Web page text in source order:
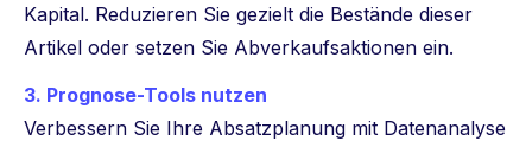
Kapital. Reduzieren Sie gezielt die Bestände dieser
Artikel oder setzen Sie Abverkaufsaktionen ein.
3. Prognose-Tools nutzen
Verbessern Sie Ihre Absatzplanung mit Datenanalyse